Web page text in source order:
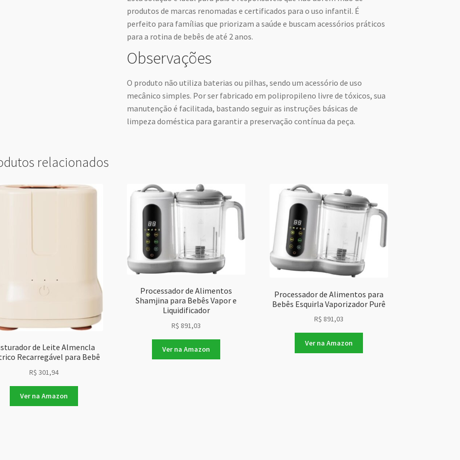
produtos de marcas renomadas e certificados para o uso infantil. É
perfeito para famílias que priorizam a saúde e buscam acessórios práticos
para a rotina de bebês de até 2 anos.
Observações
O produto não utiliza baterias ou pilhas, sendo um acessório de uso
mecânico simples. Por ser fabricado em polipropileno livre de tóxicos, sua
manutenção é facilitada, bastando seguir as instruções básicas de
limpeza doméstica para garantir a preservação contínua da peça.
relacionados
de Leite Almencla
Recarregável para Bebê
R$ 301,94
Ver na Amazon
Processador de Alimentos
Shamjina para Bebês Vapor e
Liquidificador
R$ 891,03
Ver na Amazon
Processador de Alimentos para
Bebês Esquirla Vaporizador Purê
R$ 891,03
Ver na Amazon